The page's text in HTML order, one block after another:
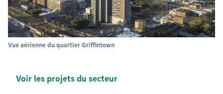
Vue aérienne du quartier Griffintown
Voir les projets du secteur